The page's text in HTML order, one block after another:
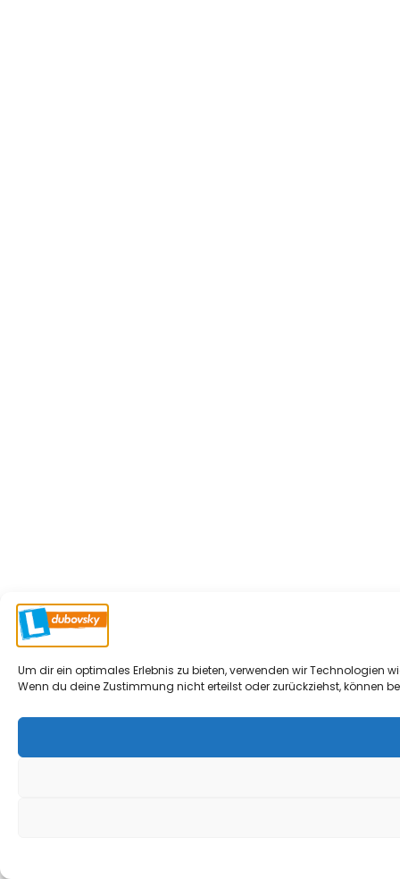
Um dir ein optimales Erlebnis zu bieten, verwenden wir
Wenn du deine Zustimmung nicht erteilst oder zurückziehst, können